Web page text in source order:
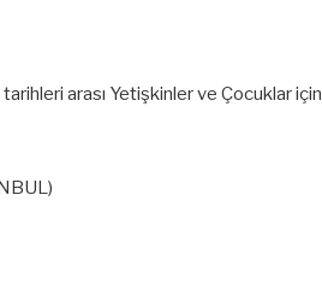
tarihleri arası Yetişkinler ve Çocuklar için